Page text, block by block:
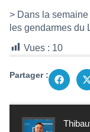
> Dans la
les gendarmes du
Vues : 10
Partager :